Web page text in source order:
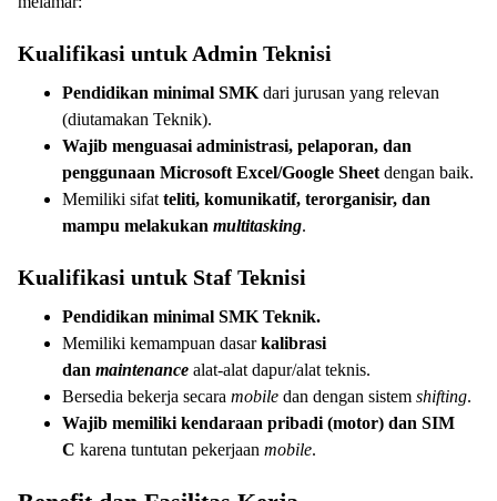
Kualifikasi untuk Admin Teknisi
Pendidikan minimal SMK dari jurusan yang relevan
(diutamakan Teknik).
Wajib menguasai administrasi, pelaporan, dan
penggunaan Microsoft Excel/Google Sheet dengan baik.
Memiliki sifat teliti, komunikatif, terorganisir, dan
mampu melakukan multitasking.
Kualifikasi untuk Staf Teknisi
Pendidikan minimal SMK Teknik.
Memiliki kemampuan dasarkalibrasi
dan maintenance alat-alat dapur/alat teknis.
Bersedia bekerja secara mobile dan dengan sistem shifting.
Wajib memiliki kendaraan pribadi (motor) dan SIM
C karena tuntutan pekerjaan mobile.